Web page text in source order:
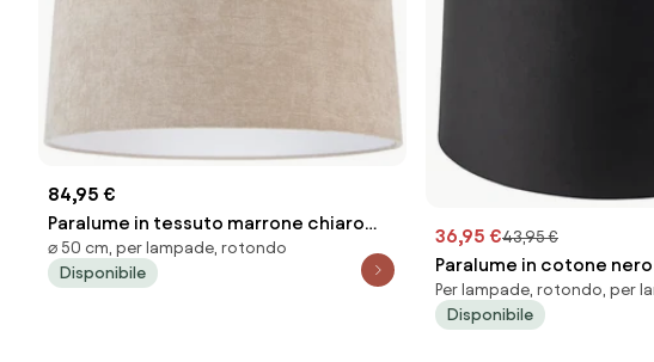
84,95 €
Paralume in tessuto marrone chiaro
rotondo 50/50/25
⌀ 50 cm, per lampade, rotondo
Disponibile
36,95 €43,95 €
Paralume in cotone
interno dorato
Per lampade, rotondo, per
Disponibile